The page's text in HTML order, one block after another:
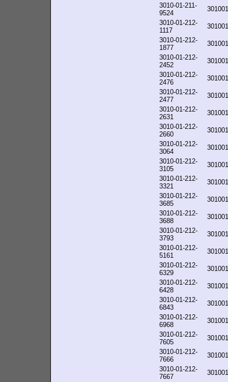
3010-01-211-
9524
3010-01-212-
1117
3010-01-212-
1877
3010-01-212-
2452
3010-01-212-
2476
3010-01-212-
2477
3010-01-212-
2631
3010-01-212-
2660
3010-01-212-
3064
3010-01-212-
3105
3010-01-212-
3321
3010-01-212-
3685
3010-01-212-
3688
3010-01-212-
3793
3010-01-212-
5161
3010-01-212-
6329
3010-01-212-
6428
3010-01-212-
6843
3010-01-212-
6968
3010-01-212-
7605
3010-01-212-
7666
3010-01-212-
7667